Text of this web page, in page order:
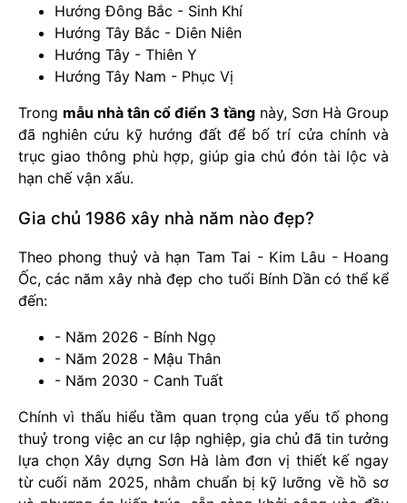
Hướng Đông Bắc - Sinh Khí
Hướng Tây Bắc - Diên Niên
Hướng Tây - Thiên Y
Hướng Tây Nam - Phục Vị
Trong mẫu nhà tân cổ điển 3 tầng này, Sơn Hà Group
đã nghiên cứu kỹ hướng đất để bố trí cửa chính và
trục giao thông phù hợp, giúp gia chủ đón tài lộc và
hạn chế vận xấu.
Gia chủ 1986 xây nhà năm nào đẹp?
Theo phong thuỷ và hạn Tam Tai - Kim Lâu - Hoang
Ốc, các năm xây nhà đẹp cho tuổi Bính Dần có thể kể
đến:
- Năm 2026 - Bính Ngọ
- Năm 2028 - Mậu Thân
- Năm 2030 - Canh Tuất
Chính vì thấu hiểu tầm quan trọng của yếu tố phong
thuỷ trong việc an cư lập nghiệp, gia chủ đã tin tưởng
lựa chọn Xây dựng Sơn Hà làm đơn vị thiết kế ngay
từ cuối năm 2025, nhằm chuẩn bị kỹ lưỡng về hồ sơ